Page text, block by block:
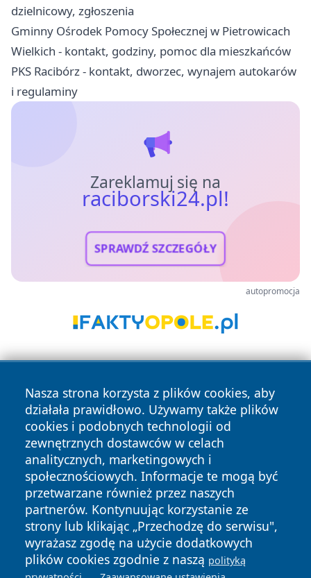
dzielnicowy, zgłoszenia
Gminny Ośrodek Pomocy Społecznej w Pietrowicach
Wielkich - kontakt, godziny, pomoc dla mieszkańców
PKS Racibórz - kontakt, dworzec, wynajem autokarów
i regulaminy
Zareklamuj się na
raciborski24.pl!
SPRAWDŹ SZCZEGÓŁY
autopromocja
Nasza strona korzysta z plików cookies, aby
działała prawidłowo. Używamy także plików
cookies i podobnych technologii od
zewnętrznych dostawców w celach
analitycznych, marketingowych i
społecznościowych. Informacje te mogą być
przetwarzane również przez naszych
partnerów. Kontynuując korzystanie ze
strony lub klikając „Przechodzę do serwisu",
wyrażasz zgodę na użycie dodatkowych
plików cookies zgodnie z naszą polityką
Copyright © 2026 raciborski24.pl Wszystkie prawa
zastrzeżone.
News Autorzy
Polityka
Prywatności
Polityka
Cookies